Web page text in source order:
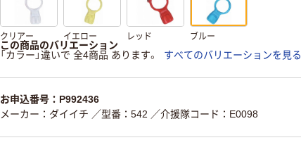
クリアー イエロー レッド ブルー
この商品のバリエーション
「カラー」違いで 全4商品 あります。
すべてのバリエーションを見る
お申込番号：P992436
メーカー：ダイイチ ／型番：542 ／介援隊コード：E0098